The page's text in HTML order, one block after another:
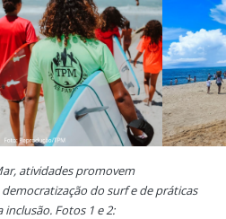
atividades promovem
do surf e de práticas
Fotos 1 e 2: